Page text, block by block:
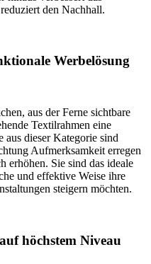
den Nachhall.
Werbelösung
aus der Ferne sichtbare
Textilrahmen eine
aus dieser Kategorie sind
Aufmerksamkeit erregen
erhöhen. Sie sind das ideale
und effektive Weise ihre
steigern möchten.
höchstem Niveau